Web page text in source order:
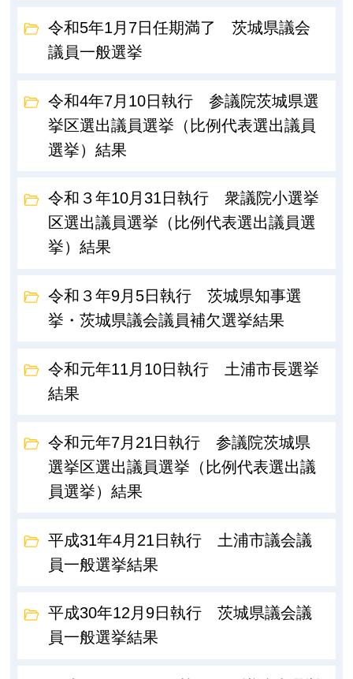
令和5年1月7日任期満了 茨城県議会
議員一般選挙
令和4年7月10日執行 参議院茨城県選
挙区選出議員選挙（比例代表選出議員
選挙）結果
令和３年10月31日執行 衆議院小選挙
区選出議員選挙（比例代表選出議員選
挙）結果
令和３年9月5日執行 茨城県知事選
挙・茨城県議会議員補欠選挙結果
令和元年11月10日執行 土浦市長選挙
結果
令和元年7月21日執行 参議院茨城県
選挙区選出議員選挙（比例代表選出議
員選挙）結果
平成31年4月21日執行 土浦市議会議
員一般選挙結果
平成30年12月9日執行 茨城県議会議
員一般選挙結果